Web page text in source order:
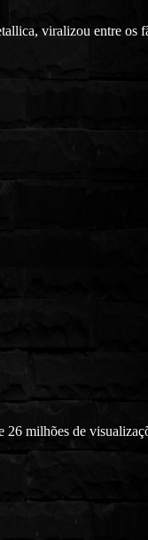
viralizou entre os
26 milhões de